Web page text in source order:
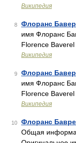
Википедия
8 Флоранс
имя Флоранс
Florence Baverel
Википедия
9 Флоранс
имя Флоранс
Florence Baverel
Википедия
10 Флоранс
Общая